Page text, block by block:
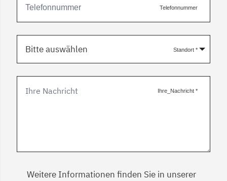
Telefonnummer
Standort *
Bitte auswählen
Ihre_Nachricht *
Weitere Informationen finden Sie in unserer